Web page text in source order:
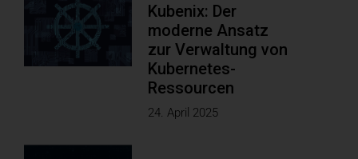
Kubenix: Der
moderne Ansatz
zur Verwaltung von
Kubernetes-
Ressourcen
24. April 2025